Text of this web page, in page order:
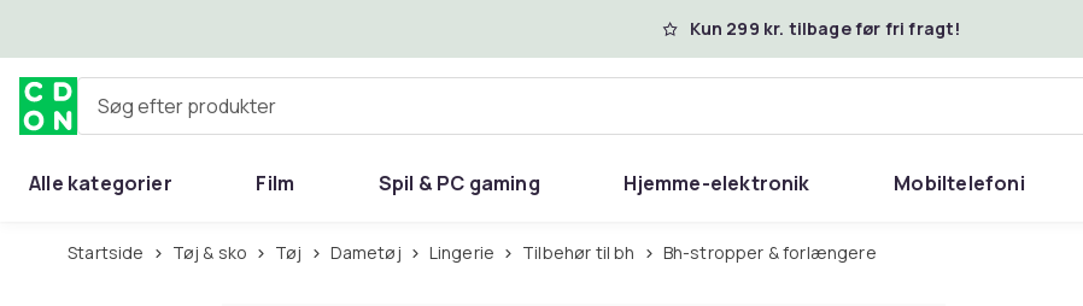
Kun 299 kr. tilbage før fri fragt!
Søg efter produkter
Alle kategorier Film Spil & PC gaming Hjemme-elektronik Mobiltelefoni
Hjem & have
Startside Tøj & sko Tøj Dametøj Lingerie Tilbehør til bh Bh-stropper & forlængere